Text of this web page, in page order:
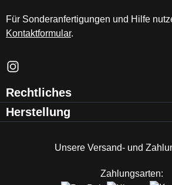
Für Sonderanfertigungen und Hilfe
Kontaktformular.
Schau auf Instagram vorbei – öffnet in
Rechtliches
Herstellung
Unsere Versand- und
Zahlungsarten: